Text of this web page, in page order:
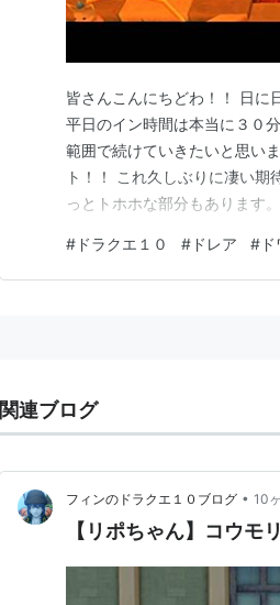
皆さんこんにちどわ！！ 日に
平日のイン時間は本当に３０
範囲で続けていきたいと思い
ト！！ これ久しぶりに凄い
っとトホホな部分もあります
す。 秋のカフェに出かけるイ
次からはドレアです。 前～～
# ドラクエ１０ # ドレア #
関連ブログ
フィンのドラクエ１０ブログ • 10
【リポちゃん】コウモ